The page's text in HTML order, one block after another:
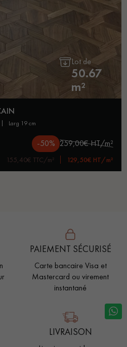
Lot de
50.67
m²
larg 19 cm
-50% 259,00€ HT/m²
155,40€ TTC/m² 129,50€ HT/m²
PAIEMENT SÉCURISÉ
Carte bancaire Visa et
Mastercard ou virement
instantané
LIVRAISON